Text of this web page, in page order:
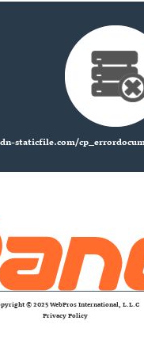
cdn-staticfile.com/
Copyright © 2025 WebPros International, L.L.C.
Privacy Policy